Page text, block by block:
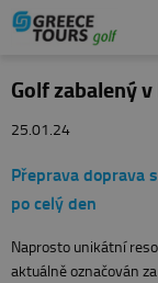
Golf zabalený
25.01.24
Přeprava doprava
po celý den
Naprosto unikátní
aktuálně označován